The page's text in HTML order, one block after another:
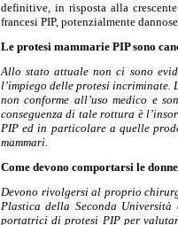
definitive, in risposta alla
francesi PIP, potenzialmente
Le protesi mammarie PIP sono
Allo stato attuale non ci sono
l’impiego delle protesi
non conforme all’uso medico e
conseguenza di tale rottura è
PIP ed in particolare a quelle
mammari.
Come devono comportarsi le
Devono rivolgersi al proprio
Plastica della Seconda
portatrici di protesi PIP per